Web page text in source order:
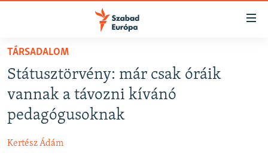
Akadálymentes
Ugrás
fő
oldalra
tartalomjegyzékre
AKTUÁLIS
PODCASTOK
ELEMZŐ
TÁRSADALOM
Státusztörvény: már csak óráik
vannak a távozni kívánó
pedagógusoknak
Kertész Ádám
FELIRATKOZÁS